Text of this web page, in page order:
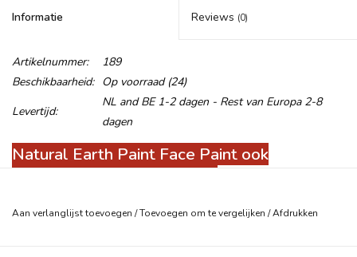
Informatie Reviews (0)
Artikelnummer:
189
Beschikbaarheid: Op voorraad(24)
Levertijd:
NL and BE 1-2 dagen - Rest van Europa 2-8
dagen
Natural Earth Paint Face Paint ook
beschikbaar per losse kleur!
geel, groen, blauw, bruin, donker grijs, zwart, paars, wit en goud.
Aan verlanglijst toevoegen /Toevoegen om te vergelijken /Afdrukken